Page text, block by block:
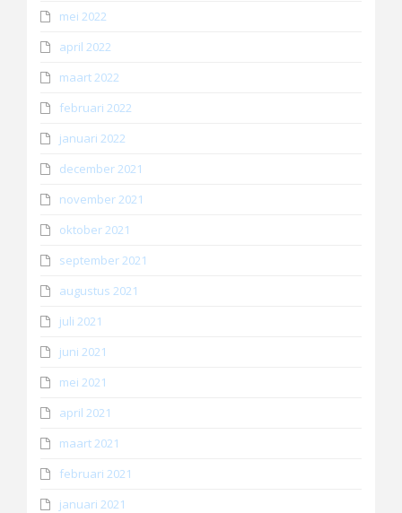
mei 2022
april 2022
maart 2022
februari 2022
januari 2022
december 2021
november 2021
oktober 2021
september 2021
augustus 2021
juli 2021
juni 2021
mei 2021
april 2021
maart 2021
februari 2021
januari 2021